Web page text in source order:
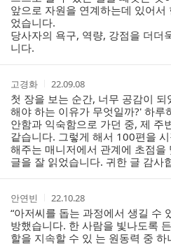
앞으로 자원을 연계하는데 있어서
었습니다.
당사자의 욕구, 역량, 강점을 더더
니다.
작
성
자
고경화
작
성
시
간
22.09.08
첫 장을 보는 순간, 너무 공감이
해야 하는 이유가 무엇일까?' 하루
안함과 익숙함으로 가던 중, 제 주
같습니다. 그렇게 해서 100편을
해주는 매니저에서 관계에 초점을
글을 잘 읽었습니다. 귀한 글 감사
작
성
자
안연빈
작
성
시
간
22.10.28
“아저씨를 돕는 과정에서 생길 수
방했습니다. 한 사람을 빛나도록
할을 지속할 수 있 는 원동력 중 하